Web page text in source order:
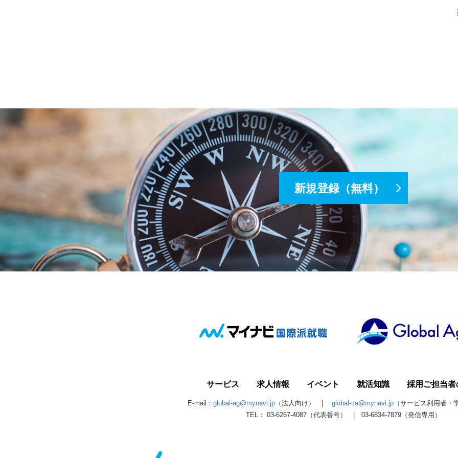
新規登録（無料）
サービス 求人情報 イベント 就活知識 採用ご担当者
E-mail： global-ag@mynavi.jp（法人向け） | global-ca@mynavi.jp（サービス利用者・
TEL： 03-6267-4087（代表番号） | 03-6834-7879（発信専用）